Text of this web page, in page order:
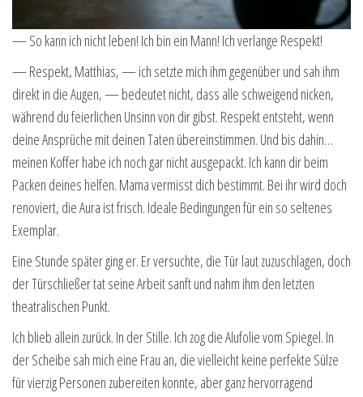
— So kann ich nicht leben! Ich bin ein Mann! Ich verlange Respekt!
— Respekt, Matthias, — ich setzte mich ihm gegenüber und sah ihm
direkt in die Augen, — bedeutet nicht, dass alle schweigend nicken,
während du feierlichen Unsinn von dir gibst. Respekt entsteht, wenn
deine Ansprüche mit deinen Taten übereinstimmen. Und bis dahin…
meinen Koffer habe ich noch gar nicht ausgepackt. Ich kann dir beim
Packen deines helfen. Mama vermisst dich bestimmt. Bei ihr wird doch
renoviert, die Aura ist frisch. Ideale Bedingungen für ein so seltenes
Exemplar.
Eine Stunde später ging er. Er versuchte, die Tür laut zuzuschlagen, doch
der Türschließer tat seine Arbeit sanft und nahm ihm den letzten
theatralischen Punkt.
Ich blieb allein zurück. In der Stille. Ich zog die Alufolie vom Spiegel. In
der Scheibe sah mich eine Frau an, die vielleicht keine perfekte Sülze
für vierzig Personen zubereiten konnte, aber ganz hervorragend